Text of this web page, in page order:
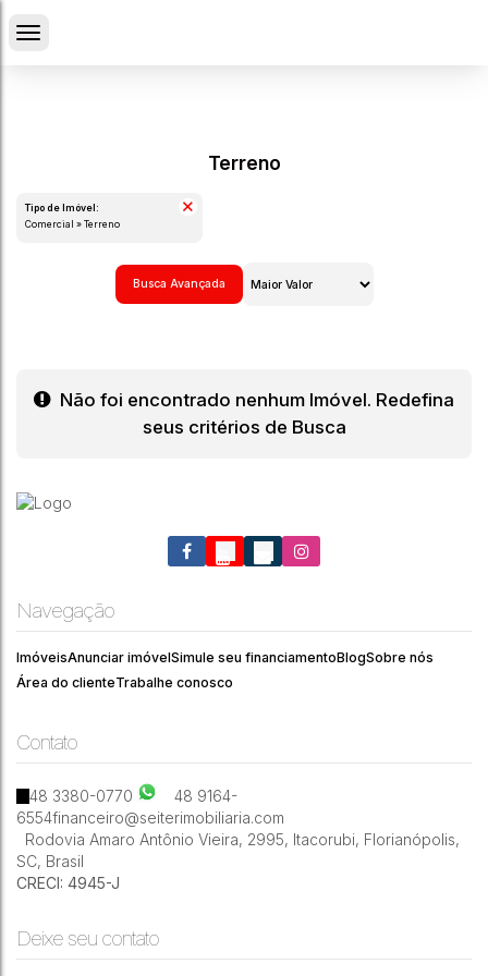
Terreno
Tipo de Imóvel:
Comercial » Terreno
Busca Avançada
Não foi encontrado nenhum Imóvel. Redefina
seus critérios de Busca
Navegação
ImóveisAnunciar imóvelSimule seu financiamentoBlogSobre nós
Área do clienteTrabalhe conosco
Contato
48 3380-0770
48 9164-
6554financeiro@seiterimobiliaria.com
Rodovia Amaro Antônio Vieira, 2995, Itacorubi, Florianópolis,
SC, Brasil
CRECI: 4945-J
Deixe seu contato